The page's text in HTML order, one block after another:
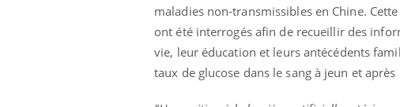
maladies non-transmissibles en Chine.
ont été interrogés afin de recueillir des
vie, leur éducation et leurs antécédents
taux de glucose dans le sang à jeun et
Carence en fer : comprendre pour
Youtube
Fatigue, irritabilité, brouillard mental ou
même alopécie… Les symptômes de la
carence en fer sont multiples ce qui la rend
Youtube
Insuline
osait en
En 2026,
reste
patients